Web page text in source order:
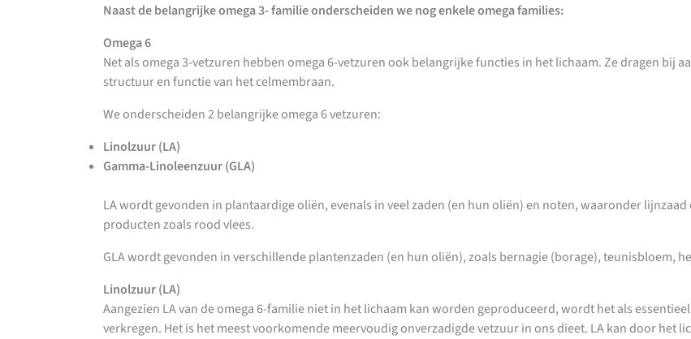
Naast de belangrijke omega 3- familie onderscheiden we nog enkele omega families:
Omega 6
Net als omega 3-vetzuren hebben omega 6-vetzuren ook belangrijke functies in het lichaam. Ze dragen bij
structuur en functie van het celmembraan.
We onderscheiden 2 belangrijke omega 6 vetzuren:
Linolzuur (LA)
Gamma-Linoleenzuur (GLA)
LA wordt gevonden in plantaardige oliën, evenals in veel zaden (en hun oliën) en noten, waaronder
producten zoals rood vlees.
GLA wordt gevonden in verschillende plantenzaden (en hun oliën), zoals bernagie (borage), teunisbloem,
Linolzuur (LA)
Aangezien LA van de omega 6-familie niet in het lichaam kan worden geproduceerd, wordt het als
verkregen. Het is het meest voorkomende meervoudig onverzadigde vetzuur in ons dieet. LA kan door het